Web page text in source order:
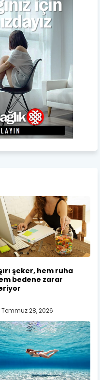
şeker, hem ruha
bedene zarar
Temmuz 28, 2026